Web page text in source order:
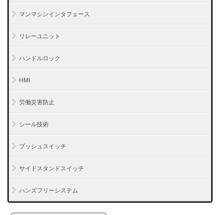
マンマシンインタフェース
リレーユニット
ハンドルロック
HMI
労働災害防止
シール技術
プッシュスイッチ
サイドスタンドスイッチ
ハンズフリーシステム